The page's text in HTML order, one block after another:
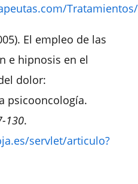
El empleo de las
e hipnosis en el
dolor:
psicooncología.
130.
servlet/articulo?